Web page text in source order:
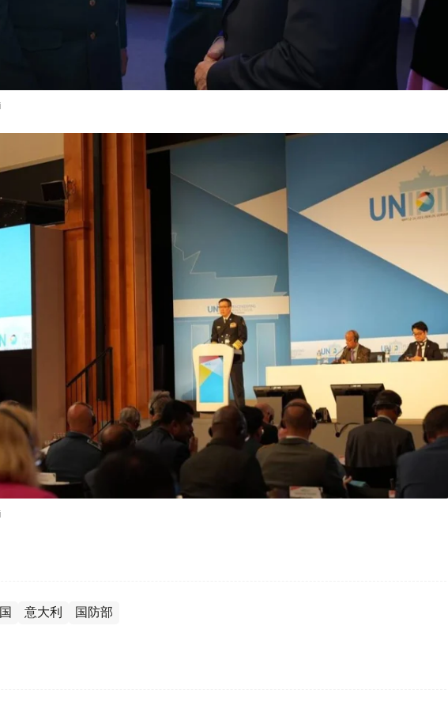
意大利 国防部